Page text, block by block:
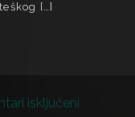
[…]
isključeni